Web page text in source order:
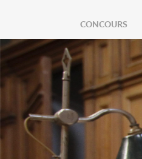
CONCOURS